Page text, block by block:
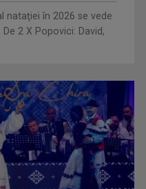
nataţiei în 2026 se vede
2 X Popovici: David,